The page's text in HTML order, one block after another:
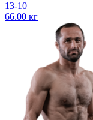
13-10
66.00 кг